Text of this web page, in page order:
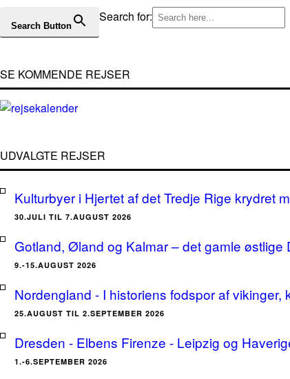
Search for:
Search Button
SE KOMMENDE REJSER
UDVALGTE REJSER
Kulturbyer i Hjertet af det Tredje Rige krydret
30.JULI TIL 7.AUGUST 2026
Gotland, Øland og Kalmar – det gamle
9.-15.AUGUST 2026
Nordengland - I historiens fodspor af
25.AUGUST TIL 2.SEPTEMBER 2026
Dresden - Elbens Firenze - Leipzig og
1.-6.SEPTEMBER 2026